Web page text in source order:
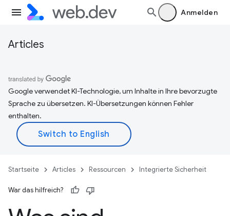
Anmelden
Articles
Google verwendet KI-Technologie, um Inhalte in Ihre bevorzugte
Sprache zu übersetzen. KI-Übersetzungen können Fehler
enthalten.
Startseite Articles Ressourcen Integrierte Sicherheit
War das hilfreich?